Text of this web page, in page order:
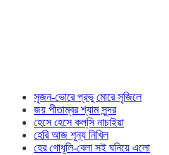
সৃজন-ভোরে প্রভু মোরে সৃজিলে
জয় পীতাম্বর শ্যাম সুন্দর
হেসে হেসে কল্‌সি নাচাইয়া
হেরি আজ শূন্য নিখিল
হের গোধূলি-বেলা সই ঘনিয়ে এলো